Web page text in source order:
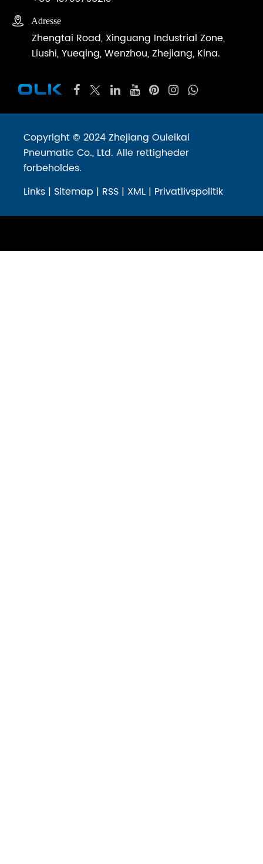
 Adresse
Zhengtai Road, Xinguang Industrial Zone,
Liushi, Yueqing, Wenzhou, Zhejiang, Kina.
Copyright © 2024 Zhejiang Ouleikai
Pneumatic Co., Ltd. Alle rettigheder
forbeholdes.
Links | Sitemap | RSS | XML | Privatlivspolitik